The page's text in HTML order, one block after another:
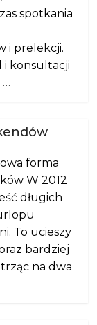
spotkania
i prelekcji.
i konsultacji
…
forma
W 2012
długich
To ucieszy
bardziej
na dwa